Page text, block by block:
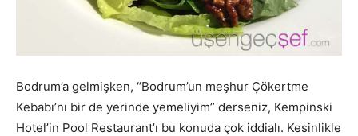
Bodrum’a gelmişken, “Bodrum’un meşhur Çökertme
Kebabı’nı bir de yerinde yemeliyim” derseniz, Kempinski
Hotel’in Pool Restaurant’ı bu konuda çok iddialı. Kesinlikle